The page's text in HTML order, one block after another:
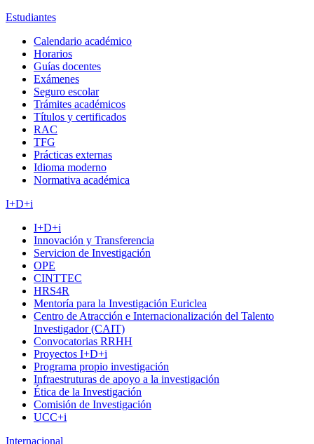
Estudiantes
Calendario académico
Horarios
Guías docentes
Exámenes
Seguro escolar
Trámites académicos
Títulos y certificados
RAC
TFG
Prácticas externas
Idioma moderno
Normativa académica
I+D+i
I+D+i
Innovación y Transferencia
Servicion de Investigación
OPE
CINTTEC
HRS4R
Mentoría para la Investigación Euriclea
Centro de Atracción e Internacionalización del Talento
Investigador (CAIT)
Convocatorias RRHH
Proyectos I+D+i
Programa propio investigación
Infraestruturas de apoyo a la investigación
Ética de la Investigación
Comisión de Investigación
UCC+i
Internacional